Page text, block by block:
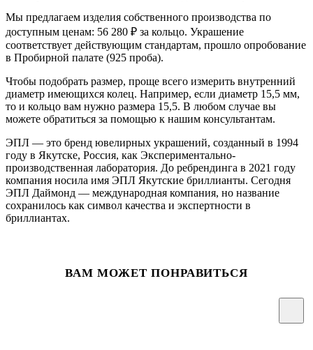
Мы предлагаем изделия собственного производства по
доступным ценам: 56 280 ₽ за кольцо. Украшение
соответствует действующим стандартам, прошло опробование
в Пробирной палате (925 проба).
Чтобы подобрать размер, проще всего измерить внутренний
диаметр имеющихся колец. Например, если диаметр 15,5 мм,
то и кольцо вам нужно размера 15,5. В любом случае вы
можете обратиться за помощью к нашим консультантам.
ЭПЛ — это бренд ювелирных украшений, созданный в 1994
году в Якутске, Россия, как Экспериментально-
производственная лаборатория. До ребрендинга в 2021 году
компания носила имя ЭПЛ Якутские бриллианты. Сегодня
ЭПЛ Даймонд — международная компания, но название
сохранилось как символ качества и экспертности в
бриллиантах.
ВАМ МОЖЕТ ПОНРАВИТЬСЯ